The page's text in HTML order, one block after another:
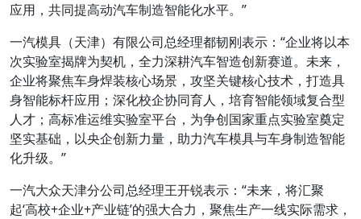
应用，共同提高动汽车制造智能化水平。”
一汽模具（天津）有限公司总经理都韧刚表示：“企业将以本
次实验室揭牌为契机，全力深耕汽车智造创新赛道。未来，
企业将聚焦车身焊装核心场景，攻坚关键核心技术，打造具
身智能标杆应用；深化校企协同育人，培育智能领域复合型
人才；高标准运维实验室平台，为争创国家重点实验室奠定
坚实基础，以央企创新力量，助力汽车模具与车身制造智能
化升级。”
一汽大众天津分公司总经理王开锐表示：“未来，将汇聚
起‘高校+企业+产业链’的强大合力，聚焦生产一线实际需求，